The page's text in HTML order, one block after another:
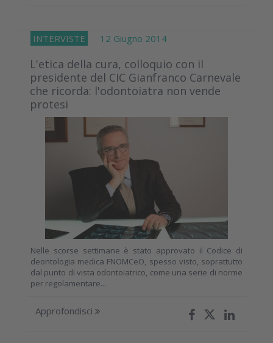
INTERVISTE 12 Giugno 2014
L'etica della cura, colloquio con il
presidente del CIC Gianfranco Carnevale
che ricorda: l'odontoiatra non vende
protesi
Nelle scorse settimane è stato approvato il Codice di
deontologia medica FNOMCeO, spesso visto, soprattutto
dal punto di vista odontoiatrico, come una serie di norme
per regolamentare...
Approfondisci